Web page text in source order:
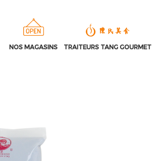
NOS MAGASINS TRAITEURS TANG GOURMET